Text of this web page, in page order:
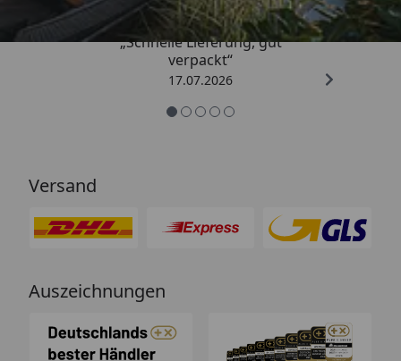
„Schnelle Lieferung, gut
verpackt“
17.07.2026
Versand
Auszeichnungen